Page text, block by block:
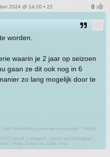
2024 @ 14:20 • 22
worden.
waarin je 2 jaar op seizoen
gaan ze dit ook nog in 6
zo lang mogelijk door te
norererer noopener" >Nicki
target=_blank rel=nofollow"
>Mijn vissen in actie.</a>